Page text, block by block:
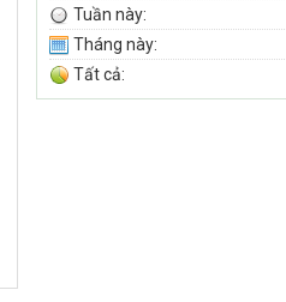
Tuần này:
Tháng này:
Tất cả: